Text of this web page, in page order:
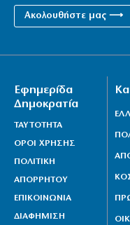
Ακολουθήστε μας ⟶
Εφημερίδα
Δημοκρατία
ΤΑΥΤΟΤΗΤΑ
ΟΡΟΙ ΧΡΗΣΗΣ
ΠΟΛΙΤΙΚΗ
ΑΠΟΡΡΗΤΟΥ
ΕΠΙΚΟΙΝΩΝΙΑ
ΔΙΑΦΗΜΙΣΗ